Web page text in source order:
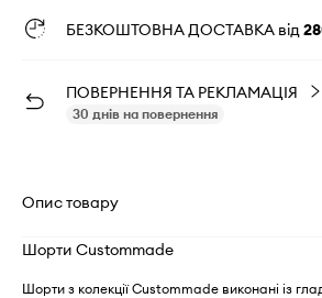
БЕЗКОШТОВНА ДОСТАВКА від
ПОВЕРНЕННЯ ТА РЕКЛАМАЦІЯ
30 днів на повернення
Опис товару
Шорти Custommade
Шорти з колекції Custommade виконані із